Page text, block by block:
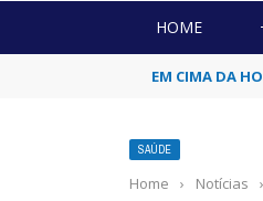
HOME
EM CIMA DA
SAÚDE
Home › Notícias ›